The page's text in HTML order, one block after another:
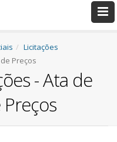
Licitações
Preços
- Ata de